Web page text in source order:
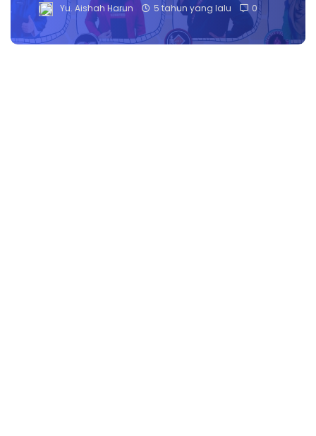
Yu. Aishah Harun 5 tahun yang lalu 0